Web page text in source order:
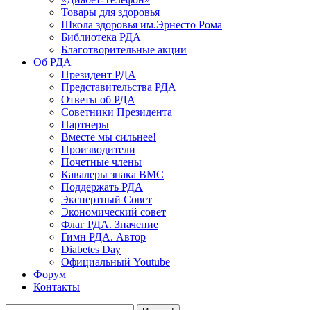
Товары для здоровья
Школа здоровья им.Эрнесто Рома
Библиотека РДА
Благотворительные акции
Об РДА
Президент РДА
Представительства РДА
Ответы об РДА
Советники Президента
Партнеры
Вместе мы сильнее!
Производители
Почетные члены
Кавалеры знака ВМС
Поддержать РДА
Экспертный Совет
Экономический совет
Флаг РДА. Значение
Гимн РДА. Автор
Diabetes Day
Официальный Youtube
Форум
Контакты